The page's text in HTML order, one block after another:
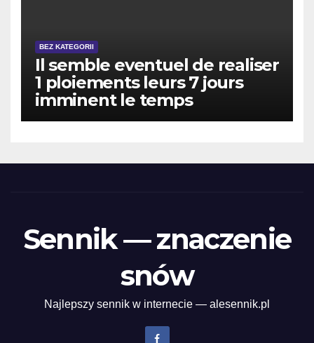
BEZ KATEGORII
Il semble eventuel de realiser
1 ploiements leurs 7 jours
imminent le temps
Sennik — znaczenie
snów
Najlepszy sennik w internecie — alesennik.pl